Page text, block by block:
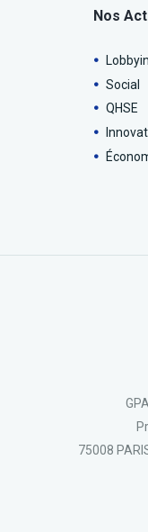
Nos
Social
QHSE
75008